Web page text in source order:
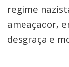
regime
ameaçador,
desgraça e